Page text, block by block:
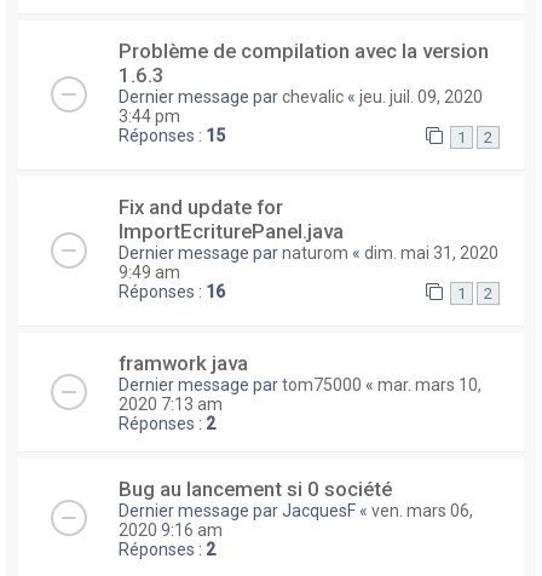
Problème de compilation avec la version
1.6.3
Dernier message parchevalic « jeu. juil. 09, 2020
3:44 pm
Réponses : 15 1 2
Fix and update for
ImportEcriturePanel.java
Dernier message parnaturom « dim. mai 31, 2020
9:49 am
Réponses : 16 1 2
framwork java
Dernier message partom75000 « mar. mars 10,
2020 7:13 am
Réponses : 2
Bug au lancement si 0 société
Dernier message parJacquesF « ven. mars 06,
2020 9:16 am
Réponses : 2